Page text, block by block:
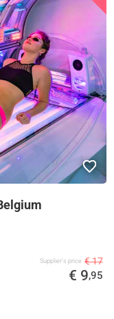
Supplier's price € 17
€ 9,95